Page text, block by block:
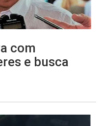
com
e busca